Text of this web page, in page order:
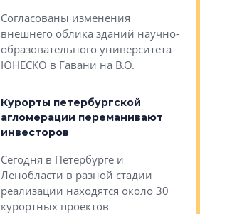
Согласованы изменения
внешнего облика зданий научно-
образовательного университета
ЮНЕСКО в Гавани на В.О.
Курорты петербургской
агломерации переманивают
инвесторов
Сегодня в Петербурге и
Ленобласти в разной стадии
реализации находятся около 30
курортных проектов